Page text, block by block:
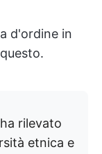
d'ordine in
rilevato
etnica e